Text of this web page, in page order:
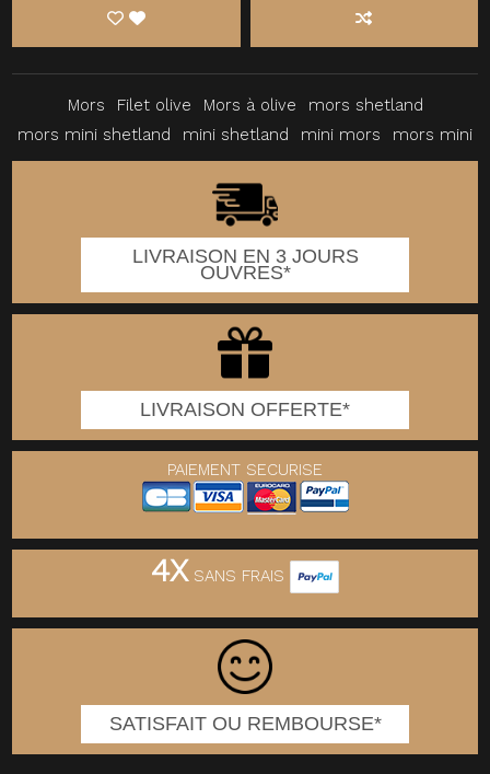
Mors Filet olive Mors à olive
mors shetland
mors mini shetland
mini shetland mini mors mors mini
LIVRAISON EN 3 JOURS
OUVRES*
LIVRAISON OFFERTE*
PAIEMENT SECURISE
4XSANS FRAIS
SATISFAIT OU REMBOURSE*